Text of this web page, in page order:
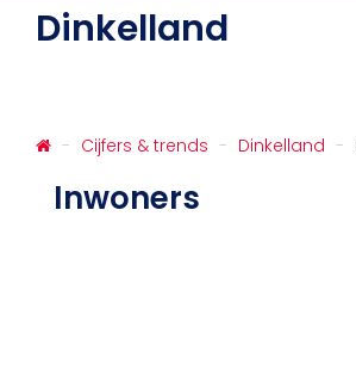
Dinkelland
Cijfers & trends Dinkelland
Inwoners